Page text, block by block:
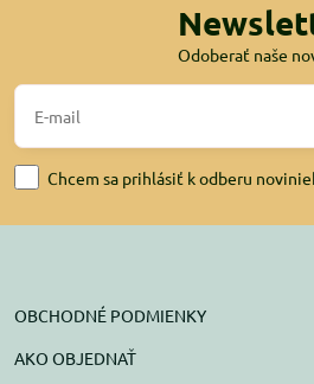
Odoberať naše
Chcem sa prihlásiť k odberu
OBCHODNÉ PODMIENKY
AKO OBJEDNAŤ